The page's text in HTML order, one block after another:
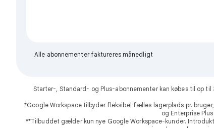
Alle abonnementer faktureres månedligt
Starter-, Standard- og Plus-abonnementer kan købes til op
*Google Workspace tilbyder fleksibel fælles lagerplads pr.
og Enterprise
**Tilbuddet gælder kun nye Google Workspace-kunder.